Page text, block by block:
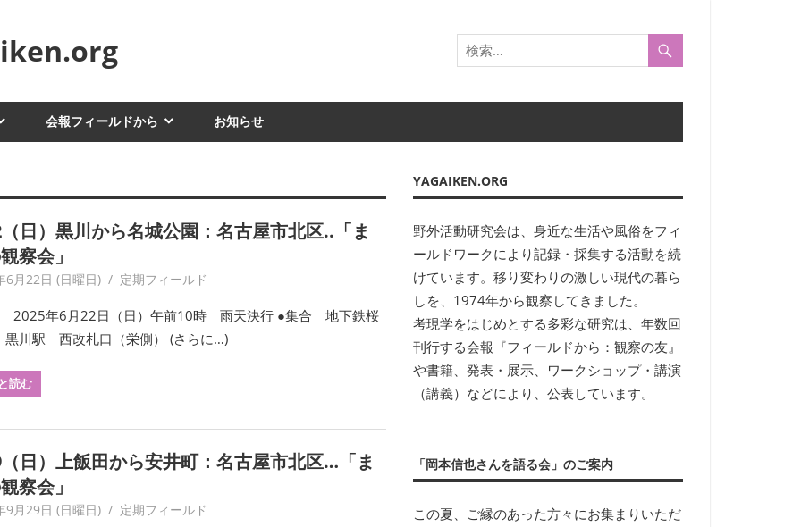
会報フィールドから お知らせ
日）黒川から名城公園：名古屋市北区..「ま
察会」
6月22日 (日曜日) yagaiken
定期フィールド
2025年6月22日（日）午前10時 雨天決行 ●集合 地下鉄桜
黒川駅 西改札口（栄側） (さらに…)
読む
日）上飯田から安井町：名古屋市北区…「ま
察会」
9月29日 (日曜日) yagaiken
定期フィールド
YAGAIKEN.ORG
野外活動研究会は、身近な生活や風俗をフィ
ールドワークにより記録・採集する活動を続
けています。移り変わりの激しい現代の暮ら
しを、1974年から観察してきました。
考現学をはじめとする多彩な研究は、年数回
刊行する会報『フィールドから：観察の友』
や書籍、発表・展示、ワークショップ・講演
（講義）などにより、公表しています。
「岡本信也さんを語る会」のご案内
この夏、ご縁のあった方々にお集まりいただ